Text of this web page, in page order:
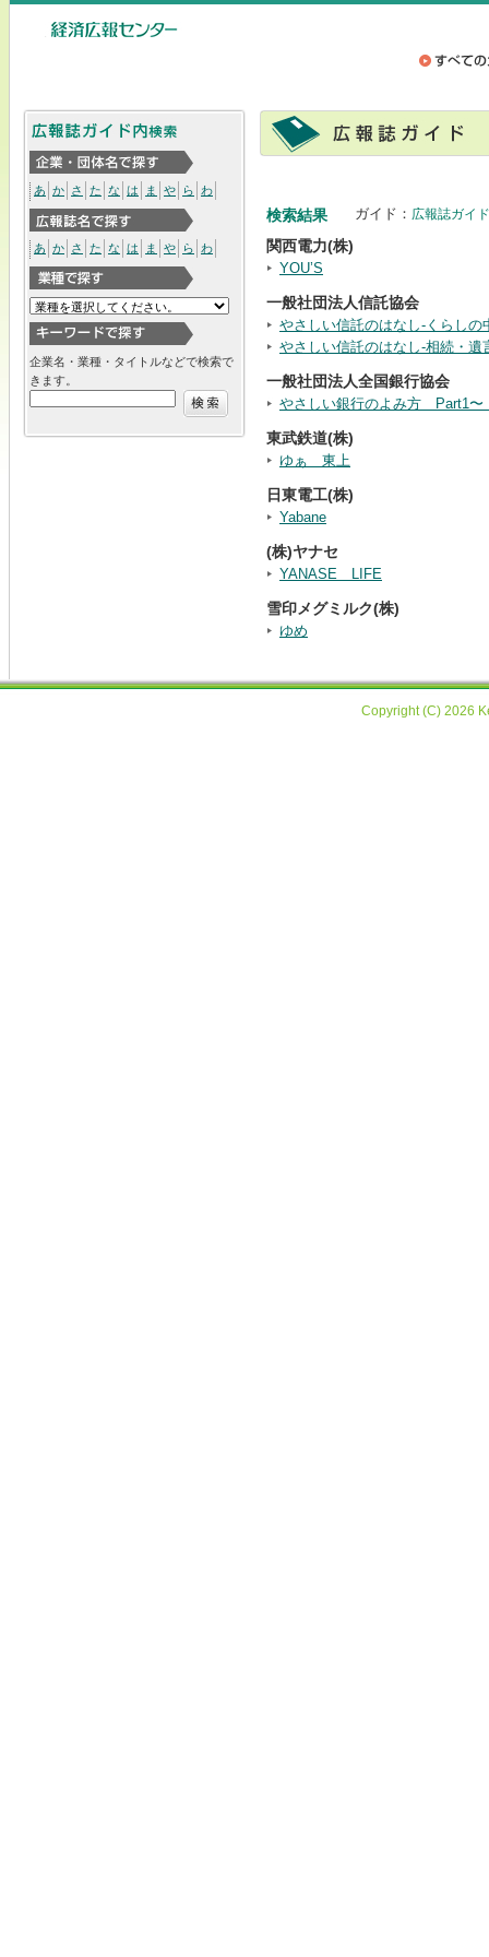
あ か さ た な は ま や ら わ
あ か さ た な は ま や ら わ
企業名・業種・タイトルなどで検索で
きます。
検索結果 ガイド： 広報誌ガイド
関西電力(株)
YOU’S
一般社団法人信託協会
やさしい信託のはなし-くらしの
やさしい信託のはなし-相続・遺
一般社団法人全国銀行協会
やさしい銀行のよみ方 Part1
東武鉄道(株)
ゆぁ 東上
日東電工(株)
Yabane
(株)ヤナセ
YANASE LIFE
雪印メグミルク(株)
ゆめ
Copyright (C) 2026